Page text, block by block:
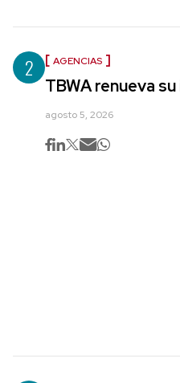
2 AGENCIAS
TBWA renueva
agosto 5, 2026